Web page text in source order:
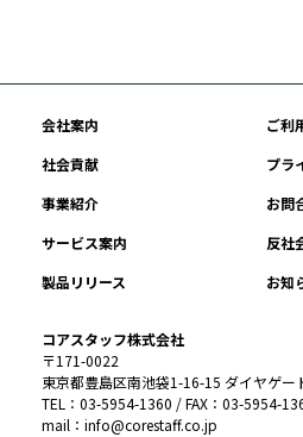
会社案内
ご利
社会貢献
プラ
事業紹介
お問
サービス案内
反社
製品リリース
お知
コアスタッフ株式会社
〒171-0022
東京都豊島区南池袋1-16-15 ダイヤゲー
TEL：03-5954-1360 / FAX：03-5954-
mail：info@corestaff.co.jp